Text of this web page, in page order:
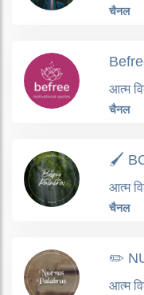
चैनल
आत्म
चैनल
🖌
आत्म
चैनल
✏️
आत्म